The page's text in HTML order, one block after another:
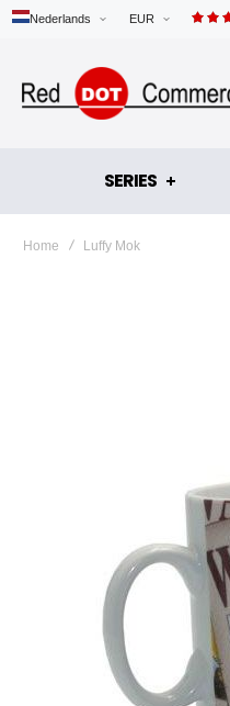
EUR
Nederlands
SERIES
Home Luffy Mok